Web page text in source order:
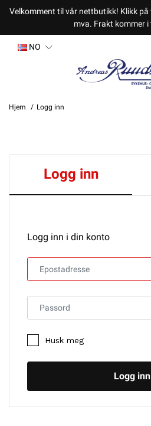
Velkomment til vår nettbutikk! Klikk på
mva. Frakt kommer i
NO
Hjem Logg inn
Logg inn
Logg inn i din konto
Husk meg
Logg inn